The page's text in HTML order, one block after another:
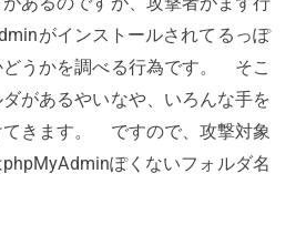
がインストールされてるっぽ
どうかを調べる行為です。 そこ
があるやいなや、いろんな手を
てきます。 ですので、攻撃対象
ぽくないフォルダ名